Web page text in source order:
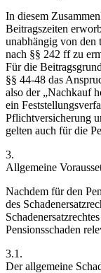
In diesem
Beitragszeiten
unabhängig von den
nach §§ 242 ff zu
Für die
§§ 44-48 das
also der „Nachkauf
ein
Pflichtversicherung
gelten auch für die
3.
Allgemeine
Nachdem für den
des
Pensionsschaden
3.1.
Der allgemeine